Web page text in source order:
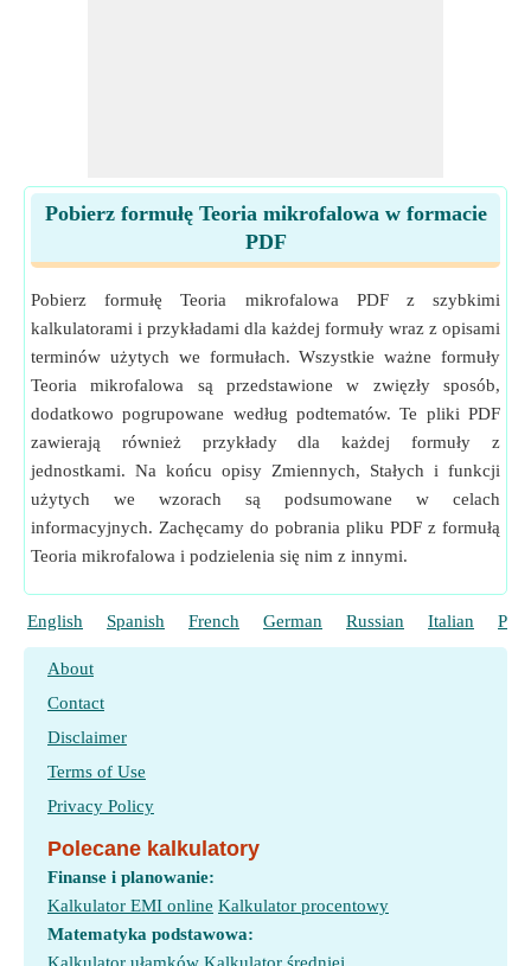
Pobierz formułę Teoria mikrofalowa w formacie
PDF
Pobierz formułę Teoria mikrofalowa PDF z szybkimi
kalkulatorami i przykładami dla każdej formuły wraz z opisami
terminów użytych we formułach. Wszystkie ważne formuły
Teoria mikrofalowa są przedstawione w zwięzły sposób,
dodatkowo pogrupowane według podtematów. Te pliki PDF
zawierają również przykłady dla każdej formuły z
jednostkami. Na końcu opisy Zmiennych, Stałych i funkcji
użytych we wzorach są podsumowane w celach
informacyjnych. Zachęcamy do pobrania pliku PDF z formułą
Teoria mikrofalowa i podzielenia się nim z innymi.
English Spanish French German Russian Italian
About
Contact
Disclaimer
Terms of Use
Privacy Policy
Polecane kalkulatory
Finanse i planowanie:
Kalkulator EMI online Kalkulator procentowy
Matematyka podstawowa: